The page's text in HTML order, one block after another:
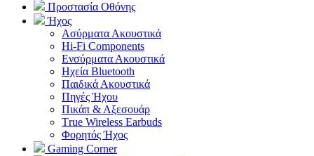
Προστασία Οθόνης
Ήχος
Ασύρματα Ακουστικά
Hi-Fi Components
Ενσύρματα Ακουστικά
Ηχεία Bluetooth
Παιδικά Ακουστικά
Πηγές Ήχου
Πικάπ & Αξεσουάρ
Τrue Wireless Earbuds
Φορητός Ήχος
Gaming Corner